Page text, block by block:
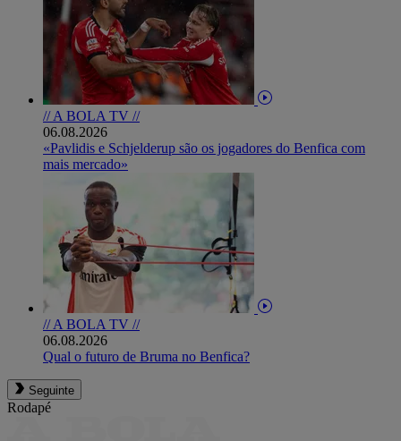
// A BOLA TV //
06.08.2026
«Pavlidis e Schjelderup são os jogadores do Benfica com
mais mercado»
// A BOLA TV //
06.08.2026
Qual o futuro de Bruma no Benfica?
Seguinte
Rodapé